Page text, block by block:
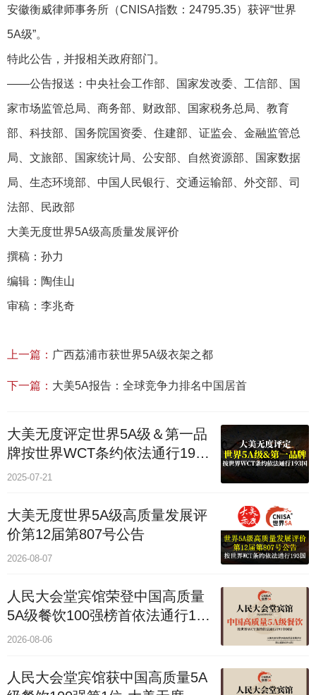
安徽衡威律师事务所（CNISA指数：24795.35）获评“世界
5A级”。
特此公告，并报相关政府部门。
——公告报送：中央社会工作部、国家发改委、工信部、国
家市场监管总局、商务部、财政部、国家税务总局、教育
部、科技部、国务院国资委、住建部、证监会、金融监管总
局、文旅部、国家统计局、公安部、自然资源部、国家数据
局、生态环境部、中国人民银行、交通运输部、外交部、司
法部、民政部
大美无度世界5A级高质量发展评价
撰稿：孙力
编辑：陶佳山
审稿：李兆奇
上一篇： 广西荔浦市获世界5A级衣架之都
下一篇： 大美5A报告：全球竞争力排名中国居首
大美无度评定世界5A级＆第一品
牌按世界WCT条约依法通行193
个国家
2025-07-21
大美无度世界5A级高质量发展评
价第12届第807号公告
2026-08-07
人民大会堂宾馆荣登中国高质量
5A级餐饮100强榜首依法通行193
国
2026-08-06
人民大会堂宾馆获中国高质量5A